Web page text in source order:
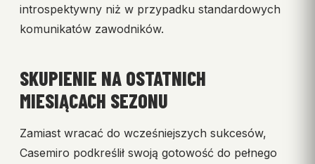
introspektywny niż w przypadku standardowych
komunikatów zawodników.
SKUPIENIE NA OSTATNICH
MIESIĄCACH SEZONU
Zamiast wracać do wcześniejszych sukcesów,
Casemiro podkreślił swoją gotowość do pełnego